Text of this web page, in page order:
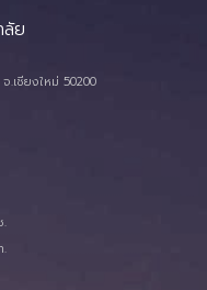
ลัย
.เชียงใหม่ 50200
.
.